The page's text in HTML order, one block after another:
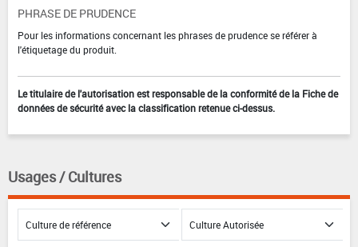
PHRASE DE PRUDENCE
Pour les informations concernant les phrases de prudence se référer à
l'étiquetage du produit.
Le titulaire de l'autorisation est responsable de la conformité de la Fiche de
données de sécurité avec la classification retenue ci-dessus.
Usages / Cultures